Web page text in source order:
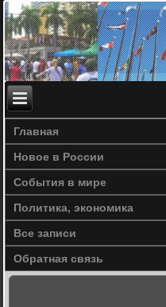
Главная
Новое в России
События в мире
Политика, экономика
Все записи
Обратная связь